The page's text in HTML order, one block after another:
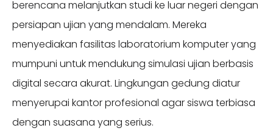
berencana melanjutkan studi ke luar negeri dengan
persiapan ujian yang mendalam. Mereka
menyediakan fasilitas laboratorium komputer yang
mumpuni untuk mendukung simulasi ujian berbasis
digital secara akurat. Lingkungan gedung diatur
menyerupai kantor profesional agar siswa terbiasa
dengan suasana yang serius.